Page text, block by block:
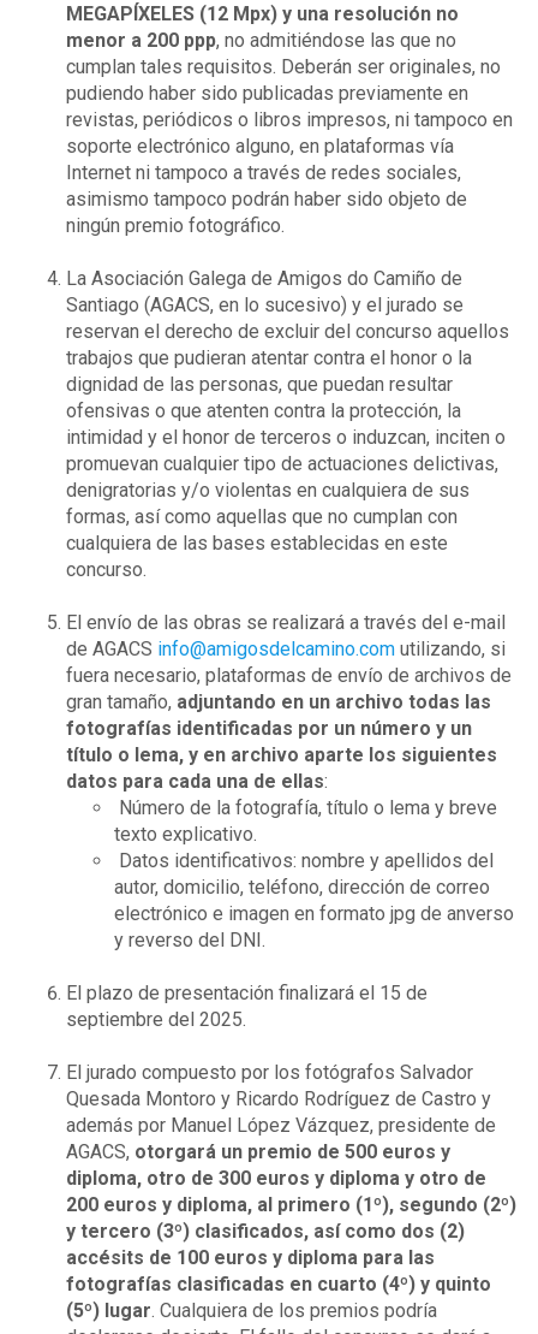
MEGAPÍXELES (12 Mpx) y una resolución no
menor a 200 ppp, no admitiéndose las que no
cumplan tales requisitos. Deberán ser originales, no
pudiendo haber sido publicadas previamente en
revistas, periódicos o libros impresos, ni tampoco en
soporte electrónico alguno, en plataformas vía
Internet ni tampoco a través de redes sociales,
asimismo tampoco podrán haber sido objeto de
ningún premio fotográfico.
La Asociación Galega de Amigos do Camiño de
Santiago (AGACS, en lo sucesivo) y el jurado se
reservan el derecho de excluir del concurso aquellos
trabajos que pudieran atentar contra el honor o la
dignidad de las personas, que puedan resultar
ofensivas o que atenten contra la protección, la
intimidad y el honor de terceros o induzcan, inciten o
promuevan cualquier tipo de actuaciones delictivas,
denigratorias y/o violentas en cualquiera de sus
formas, así como aquellas que no cumplan con
cualquiera de las bases establecidas en este
concurso.
El envío de las obras se realizará a través del e-mail
de AGACS info@amigosdelcamino.com utilizando, si
fuera necesario, plataformas de envío de archivos de
gran tamaño, adjuntando en un archivo todas las
fotografías identificadas por un número y un
título o lema, y en archivo aparte los siguientes
datos para cada una de ellas:
Número de la fotografía, título o lema y breve
texto explicativo.
Datos identificativos: nombre y apellidos del
autor, domicilio, teléfono, dirección de correo
electrónico e imagen en formato jpg de anverso
y reverso del DNI.
El plazo de presentación finalizará el 15 de
septiembre del 2025.
El jurado compuesto por los fotógrafos Salvador
Quesada Montoro y Ricardo Rodríguez de Castro y
además por Manuel López Vázquez, presidente de
AGACS, otorgará un premio de 500 euros y
diploma, otro de 300 euros y diploma y otro de
200 euros y diploma, al primero (1º), segundo (2º)
y tercero (3º) clasificados, así como dos (2)
accésits de 100 euros y diploma para las
fotografías clasificadas en cuarto (4º) y quinto
(5º) lugar . Cualquiera de los premios podría